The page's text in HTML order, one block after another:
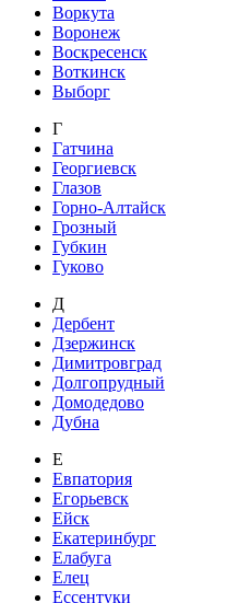
Воркута
Воронеж
Воскресенск
Воткинск
Выборг
Г
Гатчина
Георгиевск
Глазов
Горно-Алтайск
Грозный
Губкин
Гуково
Д
Дербент
Дзержинск
Димитровград
Долгопрудный
Домодедово
Дубна
Е
Евпатория
Егорьевск
Ейск
Екатеринбург
Елабуга
Елец
Ессентуки